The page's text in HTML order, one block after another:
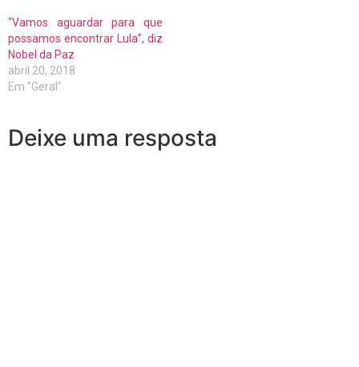
“Vamos aguardar para que
possamos encontrar Lula”, diz
Nobel da Paz
abril 20, 2018
Em "Geral"
Deixe uma resposta